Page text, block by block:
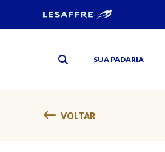
SUA PADARIA
VOLTAR